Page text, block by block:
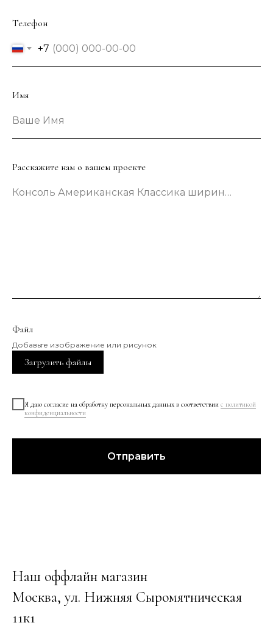
Телефон
+7
Имя
Ваше Имя
Расскажите нам о вашем проекте
Консоль Американская Классика шириной 133 сантиметра в зеленом цвете
Файл
Добавьте изображение или рисунок
Загрузить файлы
Я даю согласие на обработку персональных данных в соответствии с политикой
конфиденциальности
Отправить
Наш оффлайн магазин
Москва, ул. Нижняя Сыромятническая
11к1